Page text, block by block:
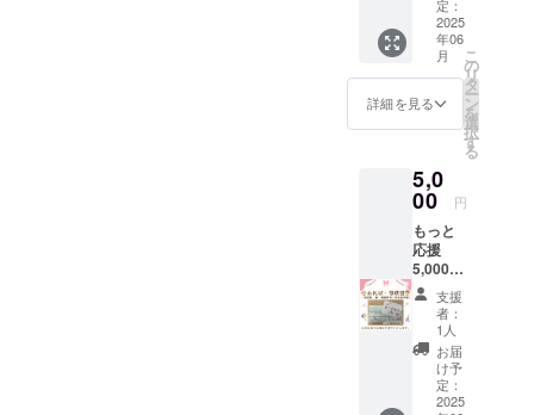
キーを製造
し、今年で
オリーブは
を迎えまし
ある方の
「地域で働
き、地域で
暮らす」こ
とを目指
し、これか
らも障害の
ある方と歩
す。
額控除
に係る
証明
書】 感
謝の気
持ちを
込め
礼の
メッ
セージ
をお送
りしま
す。 ＊
このリ
ターン
は5,000
円/10,0
円/20,0
定：
2025
年06
月
詳細を見る
こ
の
リ
タ
ー
ン
を
選
択
す
る
5,0
00 円
もっと
応援
5,000円
コース
【お礼
状】
【領収
書
兼 税
額控除
支援
者：
1人
お届
け予
定：
2025